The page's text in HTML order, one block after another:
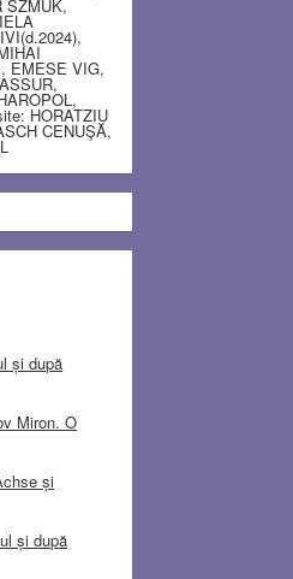
SZMUK,
EMESE VIG,
HORATZIU
CENUŞĂ,
și după
Miron. O
și
și după